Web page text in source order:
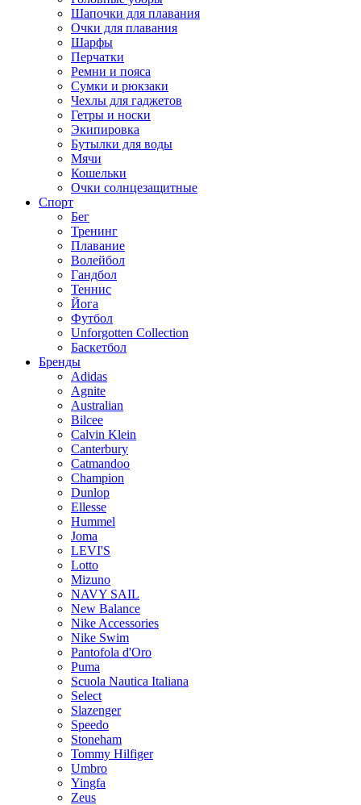
Шапочки для плавания
Очки для плавания
Шарфы
Перчатки
Ремни и пояса
Сумки и рюкзаки
Чехлы для гаджетов
Гетры и носки
Экипировка
Бутылки для воды
Мячи
Кошельки
Очки солнцезащитные
Спорт
Бег
Тренинг
Плавание
Волейбол
Гандбол
Теннис
Йога
Футбол
Unforgotten Collection
Баскетбол
Бренды
Adidas
Agnite
Australian
Bilcee
Calvin Klein
Canterbury
Catmandoo
Champion
Dunlop
Ellesse
Hummel
Joma
LEVI'S
Lotto
Mizuno
NAVY SAIL
New Balance
Nike Accessories
Nike Swim
Pantofola d'Oro
Puma
Scuola Nautica Italiana
Select
Slazenger
Speedo
Stoneham
Tommy Hilfiger
Umbro
Yingfa
Zeus